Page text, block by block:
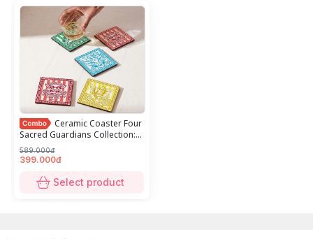
Ceramic Coaster Four
Sacred Guardians Collection:
Set of 4 (Dragon - Kirin - Turtle
- Phoenix)
589.000đ
399.000đ
Select product